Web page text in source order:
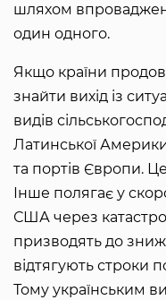
шляхом
один одного.
Якщо країни
знайти вихід із
видів
Латинської
та портів Європи.
Інше полягає у
США через
призводять до
відтягують строки
Тому українським